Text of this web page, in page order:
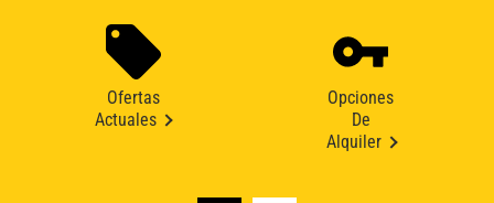
Ofertas
Actuales
Opciones
De
Alquiler